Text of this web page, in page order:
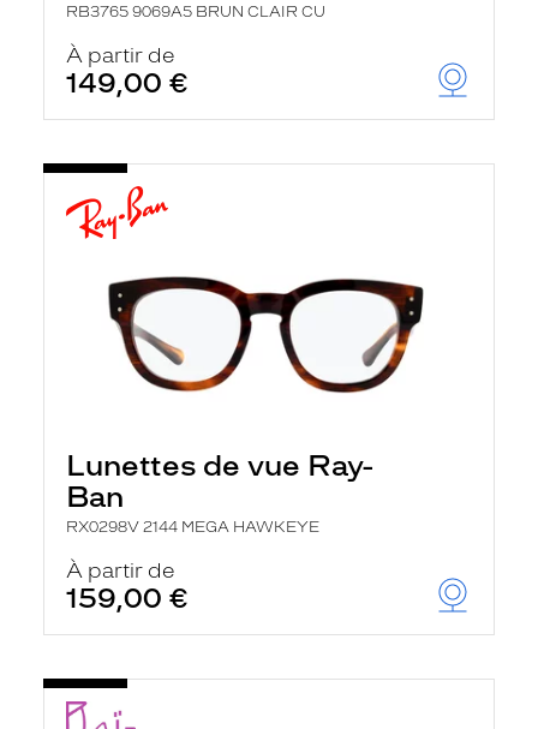
RB3765 9069A5 BRUN CLAIR CU
À partir de
149,00 €
Lunettes de vue Ray-
Ban
RX0298V 2144 MEGA HAWKEYE
À partir de
159,00 €